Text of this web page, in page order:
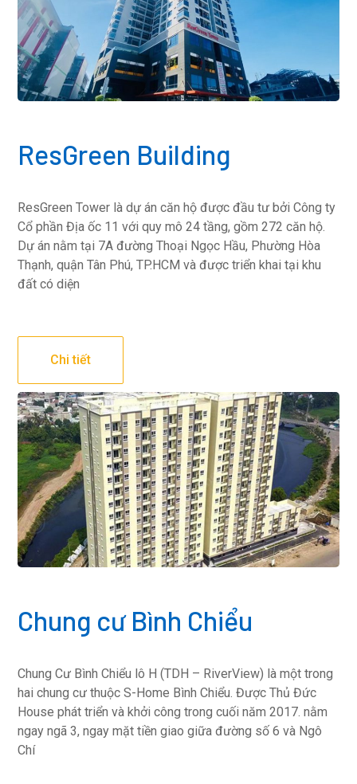
ResGreen Building
ResGreen Tower là dự án căn hộ được đầu tư bởi Công ty
Cổ phần Địa ốc 11 với quy mô 24 tầng, gồm 272 căn hộ.
Dự án nằm tại 7A đường Thoại Ngọc Hầu, Phường Hòa
Thạnh, quận Tân Phú, TP.HCM và được triển khai tại khu
đất có diện
Chi tiết
Chung cư Bình Chiểu
Chung Cư Bình Chiểu lô H (TDH – RiverView) là một trong
hai chung cư thuộc S-Home Bình Chiểu. Được Thủ Đức
House phát triển và khởi công trong cuối năm 2017. nằm
ngay ngã 3, ngay mặt tiền giao giữa đường số 6 và Ngô
Chí